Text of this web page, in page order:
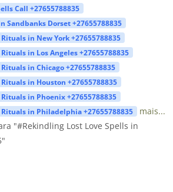
Call +27655788835
Sandbanks Dorset +27655788835
in New York +27655788835
in Los Angeles +27655788835
in Chicago +27655788835
in Houston +27655788835
in Phoenix +27655788835
in Philadelphia +27655788835
mais...
"#Rekindling Lost Love Spells in